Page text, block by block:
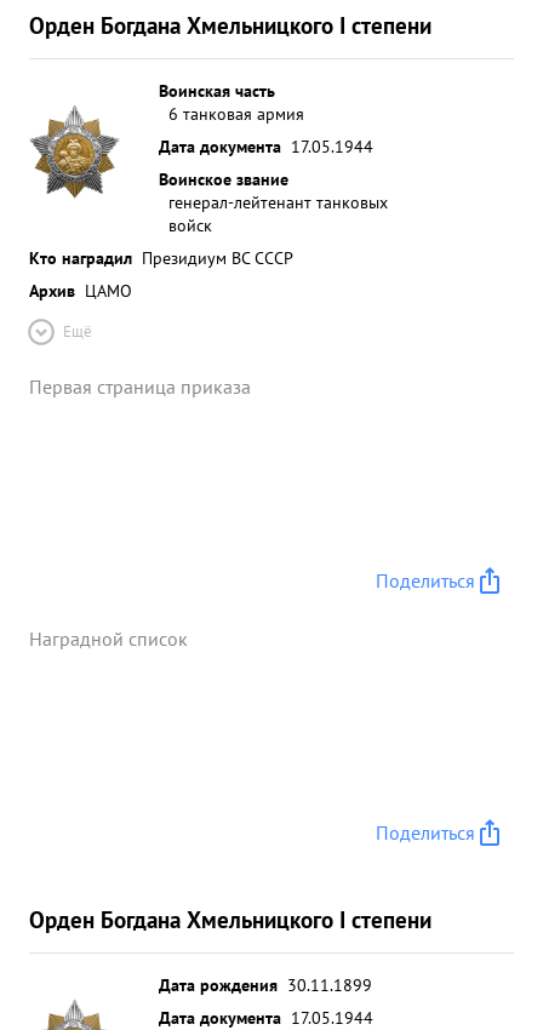
Орден Богдана Хмельницкого I степени
Воинская часть
6 танковая армия
Дата документа 17.05.1944
Воинское звание
генерал-лейтенант танковых
войск
Кто наградил Президиум ВС СССР
Архив ЦАМО
Ещё
Первая страница приказа
Поделиться
Наградной список
Поделиться
Орден Богдана Хмельницкого I степени
Дата рождения 30.11.1899
Дата документа 17.05.1944